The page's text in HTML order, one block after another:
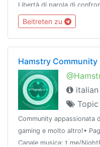
Libertà di parola di
ecc.
Beitreten zu
Hamstry Community
italian
Community appassionata
gaming e molto altro!•
Canale musica: t.me/